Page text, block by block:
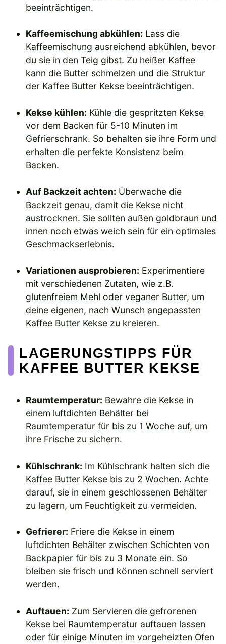
beeinträchtigen.
Kaffeemischung abkühlen: Lass die
Kaffeemischung ausreichend abkühlen, bevor
du sie in den Teig gibst. Zu heißer Kaffee
kann die Butter schmelzen und die Struktur
der Kaffee Butter Kekse beeinträchtigen.
Kekse kühlen: Kühle die gespritzten Kekse
vor dem Backen für 5-10 Minuten im
Gefrierschrank. So behalten sie ihre Form und
erhalten die perfekte Konsistenz beim
Backen.
Auf Backzeit achten: Überwache die
Backzeit genau, damit die Kekse nicht
austrocknen. Sie sollten außen goldbraun und
innen noch etwas weich sein für ein optimales
Geschmackserlebnis.
Variationen ausprobieren: Experimentiere
mit verschiedenen Zutaten, wie z.B.
glutenfreiem Mehl oder veganer Butter, um
deine eigenen, nach Wunsch angepassten
Kaffee Butter Kekse zu kreieren.
LAGERUNGSTIPPS FÜR
KAFFEE BUTTER KEKSE
Raumtemperatur: Bewahre die Kekse in
einem luftdichten Behälter bei
Raumtemperatur für bis zu 1 Woche auf, um
ihre Frische zu sichern.
Kühlschrank: Im Kühlschrank halten sich die
Kaffee Butter Kekse bis zu 2 Wochen. Achte
darauf, sie in einem geschlossenen Behälter
zu lagern, um Feuchtigkeit zu vermeiden.
Gefrierer: Friere die Kekse in einem
luftdichten Behälter zwischen Schichten von
Backpapier für bis zu 3 Monate ein. So
bleiben sie frisch und können schnell serviert
werden.
Auftauen: Zum Servieren die gefrorenen
Kekse bei Raumtemperatur auftauen lassen
oder für einige Minuten im vorgeheizten Ofen